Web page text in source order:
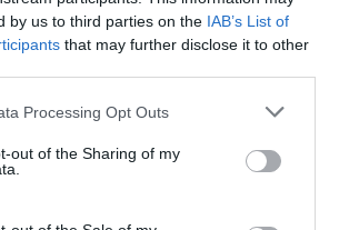
by us to third parties on the IAB’s List of
that may further disclose it to other
this website/app uses one or more Google
visit or usage behaviour. You may click to
to Google and its third-party tags to
below specified purposes in below Google
Processing Opt Outs
out of the Sharing of my
ha creado una bicicleta 3 en 1 que crece
la necesidad de ruedines y
año. Ligera, segura, sostenible y llena